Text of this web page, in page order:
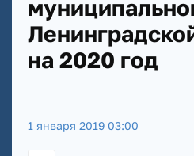
на 2020 год
1 января 2019 03:00